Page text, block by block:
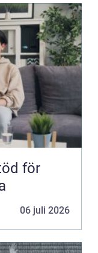
för
06 juli 2026